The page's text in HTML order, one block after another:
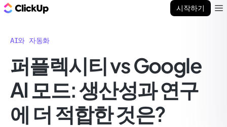
시작하기
AI와 자동화
퍼플렉시티 vs Google
AI 모드: 생산성과 연구
에 더 적합한 것은?